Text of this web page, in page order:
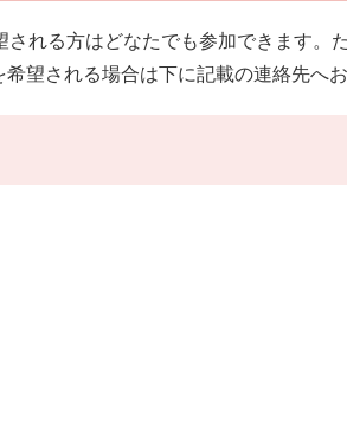
れる方はどなたでも参加できます。
望される場合は下に記載の連絡先へお